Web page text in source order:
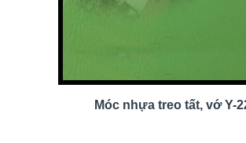
Móc nhựa treo tất, vớ Y-